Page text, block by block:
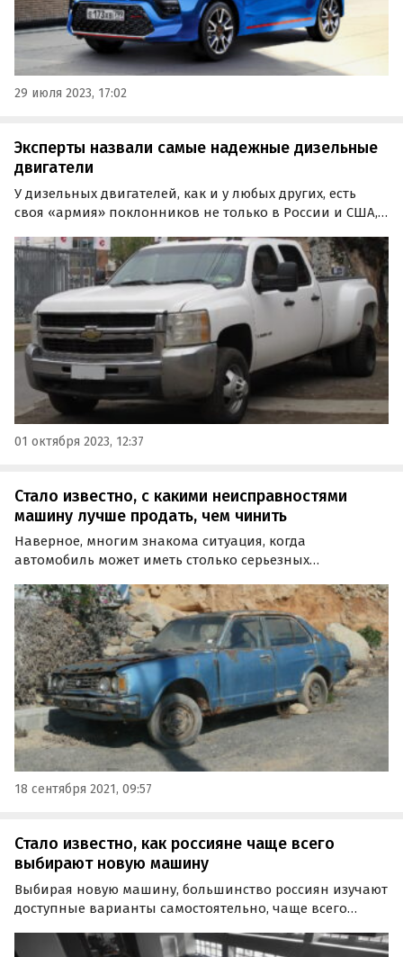
29 июля 2023, 17:02
Эксперты назвали самые надежные дизельные
двигатели
У дизельных двигателей, как и у любых других, есть
своя «армия» поклонников не только в России и США,
планомерно заменяют на гибридные и электрические
силовые установки.
01 октября 2023, 12:37
Стало известно, с какими неисправностями
машину лучше продать, чем чинить
Наверное, многим знакома ситуация, когда
автомобиль может иметь столько серьезных
ремонтировать. Для каких проблем это точно будет
справедливо, объяснила «Российская газета».
18 сентября 2021, 09:57
Стало известно, как россияне чаще всего
выбирают новую машину
Выбирая новую машину, большинство россиян изучают
доступные варианты самостоятельно, чаще всего
Это выяснили эксперты сервиса «СберАвто» и